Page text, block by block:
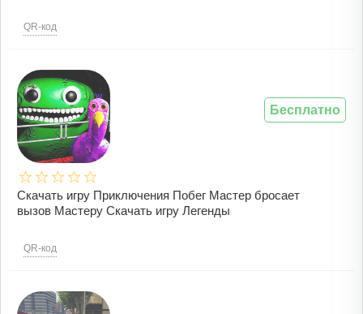
QR-код
Скачать игру Приключения Побег Мастер бросает
вызов Мастеру Скачать игру Легенды
QR-код
Бесплатно